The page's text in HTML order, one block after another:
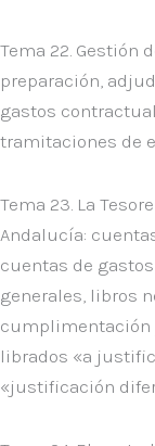
Tema 22. Gestión
preparación,
gastos
tramitaciones de
Tema 23. La
Andalucía:
cuentas de
generales, libros
cumplimentación
librados «a
«justificación